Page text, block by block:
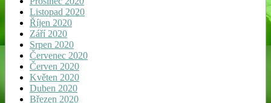
Listopad 2020
Říjen 2020
Září 2020
Srpen 2020
Červenec 2020
Červen 2020
Květen 2020
Duben 2020
Březen 2020